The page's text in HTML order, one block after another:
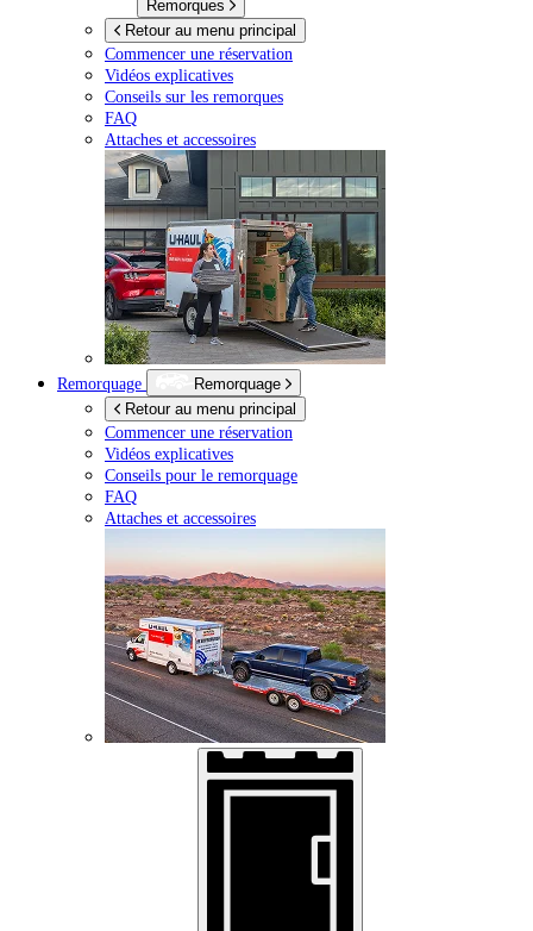
Remorques
Retour au menu principal
Commencer une réservation
Vidéos explicatives
Conseils sur les remorques
FAQ
Attaches et accessoires
Remorquage
Remorquage
Retour au menu principal
Commencer une réservation
Vidéos explicatives
Conseils pour le remorquage
FAQ
Attaches et accessoires